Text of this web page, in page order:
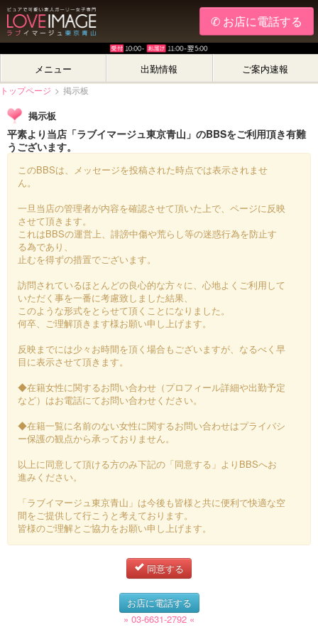
✆ お店に電話する
メニュー 出勤情報 ご案内速報
トップページ > 掲示板
掲示板
平素より当店「ラブイマージュ東京青山」のBBSをご利用頂き有難
うございます。
このBBSは、メッセージを投稿された時点では表示されませ
ん。
一旦当店の管理者が内容を確認させて頂いた上で、ページに反映
させて頂きます。
これはBBSの運営上、誹謗中傷や荒らし等の迷惑行為を防止す
る為であり、
止むを得ずの措置でございます。
訪問されているほとんどの良心的な方々に、心地よくご利用して
いただく事を一番に考慮致しました結果、
このような形式をとらせて頂くことになりました。
何卒、ご理解頂きます様お願い申し上げます。
反映までには少々お時間を頂く場合もございますが、なるべく早
目に表示させて頂きます。
◆在籍女性に関するお問い合わせ（プロフィール詳細や出勤予定
など）はお電話にてお問い合わせください。
◆在籍一覧に名前のない女性に関するお問い合わせはプライバシ
ー保護の観点から承っておりません。
以上に同意して頂ける方のみ下記の「同意する」よりBBSへお
進みください。
「ラブイマージュ東京青山」は今後も皆様と共に便利で快適な空
間をご提供して行こうと考えております。
皆様のご理解とご協力をお願い申し上げます。
同意する
お店に電話する
» 03-6631-2792 «